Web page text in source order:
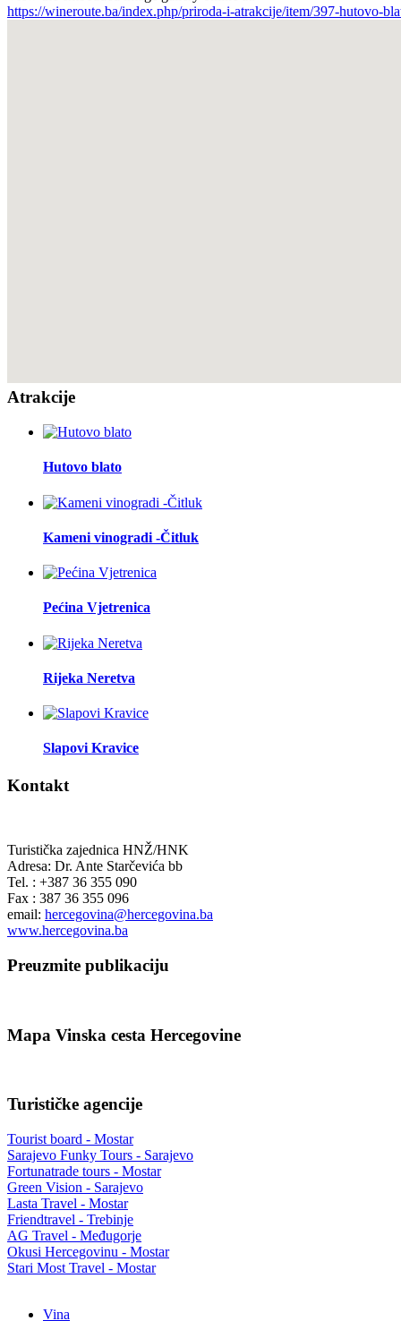
https://wineroute.ba/index.php/priroda-i-atrakcije/item/397-hutovo-
Atrakcije
Hutovo blato
Kameni vinogradi -Čitluk
Pećina Vjetrenica
Rijeka Neretva
Slapovi Kravice
Kontakt
Turistička zajednica HNŽ/HNK
Adresa: Dr. Ante Starčevića bb
Tel. : +387 36 355 090
Fax : 387 36 355 096
email: hercegovina@hercegovina.ba
www.hercegovina.ba
Preuzmite publikaciju
Mapa Vinska cesta Hercegovine
Turističke agencije
Tourist board - Mostar
Sarajevo Funky Tours - Sarajevo
Fortunatrade tours - Mostar
Green Vision - Sarajevo
Lasta Travel - Mostar
Friendtravel - Trebinje
AG Travel - Međugorje
Okusi Hercegovinu - Mostar
Stari Most Travel - Mostar
Vina